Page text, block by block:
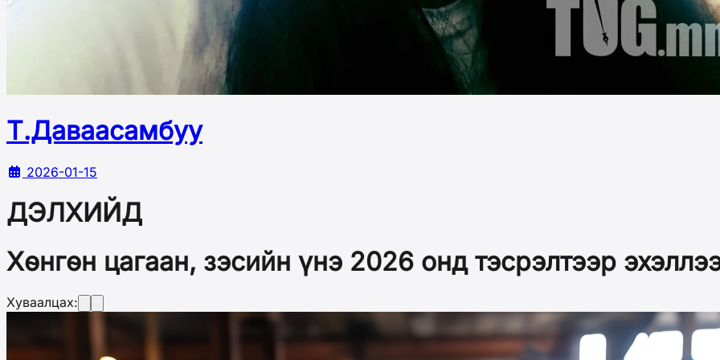
Т.Даваасамбуу
2026-01-15
ДЭЛХИЙД
Хөнгөн цагаан, зэсийн үнэ 2026 онд тэсрэлтээр
Хуваалцах: